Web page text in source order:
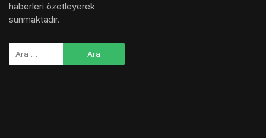
haberleri özetleyerek
sunmaktadır.